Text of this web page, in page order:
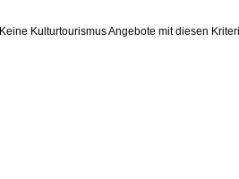
Keine Kulturtourismus Angebote mit diesen